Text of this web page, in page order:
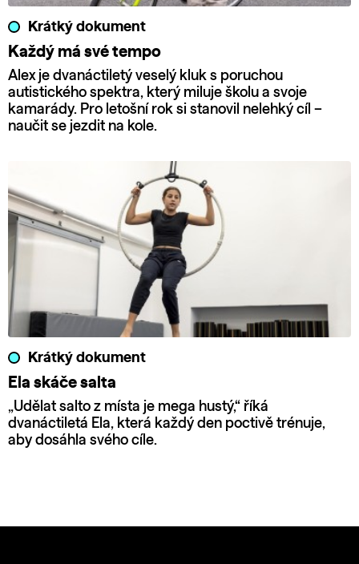
Krátký dokument
Každý má své tempo
Alex je dvanáctiletý veselý kluk s poruchou
autistického spektra, který miluje školu a svoje
kamarády. Pro letošní rok si stanovil nelehký cíl –
naučit se jezdit na kole.
Krátký dokument
Ela skáče salta
„Udělat salto z místa je mega hustý,“ říká
dvanáctiletá Ela, která každý den poctivě trénuje,
aby dosáhla svého cíle.